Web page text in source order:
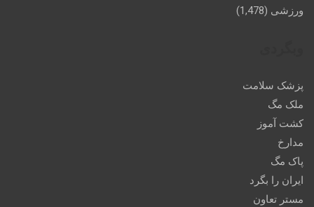
ورزشی (1,478)
پزشک سلامت
ملک مگ
کشت آموز
مدارخ
پاک مگ
ایران را بگرد
مستر تعاون